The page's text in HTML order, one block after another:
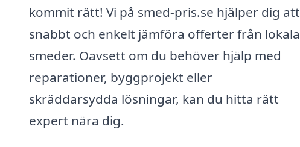
kommit rätt! Vi på smed-pris.se hjälper dig att
snabbt och enkelt jämföra offerter från lokala
smeder. Oavsett om du behöver hjälp med
reparationer, byggprojekt eller
skräddarsydda lösningar, kan du hitta rätt
expert nära dig.